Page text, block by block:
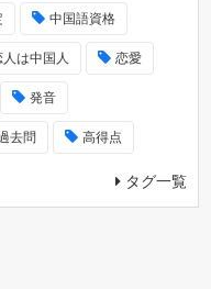
中国語資格
人は中国人 恋愛
発音
去問 高得点
タグ一覧